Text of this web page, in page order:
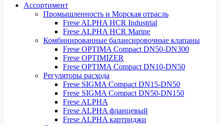
Ассортимент
Промышленность и Морская отрасль
Frese ALPHA HCR Industrial
Frese ALPHA HCR Marine
Комбинированные балансировочные клапаны
Frese OPTIMA Compact DN50-DN300
Frese OPTIMIZER
Frese OPTIMA Compact DN10-DN50
Регуляторы расхода
Frese SIGMA Compact DN15-DN50
Frese SIGMA Compact DN50-DN150
Frese ALPHA
Frese ALPHA фланцевый
Frese ALPHA картриджи